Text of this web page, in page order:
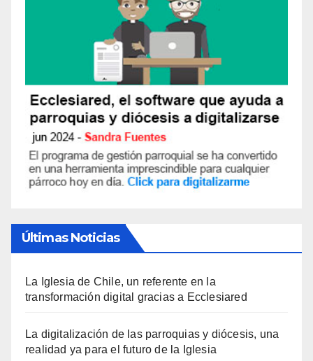
Últimas Noticias
La Iglesia de Chile, un referente en la
transformación digital gracias a Ecclesiared
La digitalización de las parroquias y diócesis, una
realidad ya para el futuro de la Iglesia